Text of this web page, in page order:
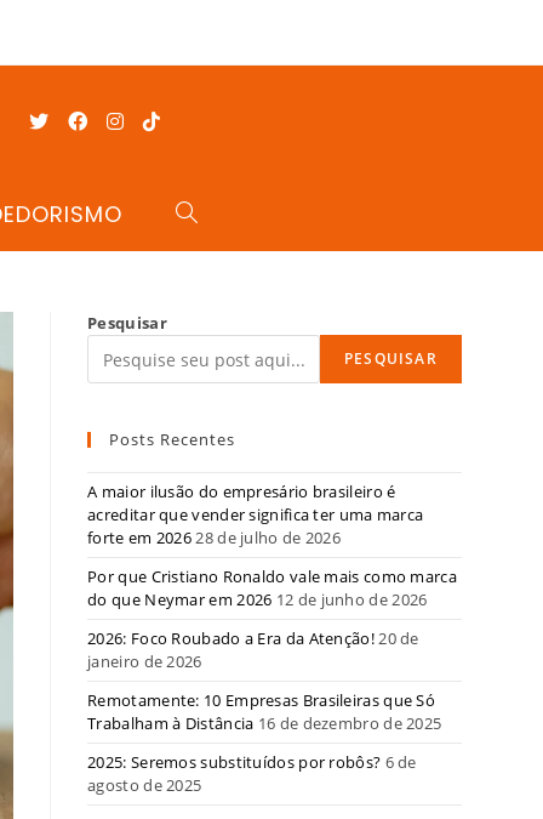
Pesquisar
PESQUISAR
Posts Recentes
A maior ilusão do empresário brasileiro é
acreditar que vender significa ter uma marca
forte em 202628 de julho de 2026
Por que Cristiano Ronaldo vale mais como marca
do que Neymar em 2026 12 de junho de 2026
2026: Foco Roubado a Era da Atenção!20 de
janeiro de 2026
Remotamente: 10 Empresas Brasileiras que Só
Trabalham à Distância 16 de dezembro de 2025
2025: Seremos substituídos por robôs? 6 de
agosto de 2025